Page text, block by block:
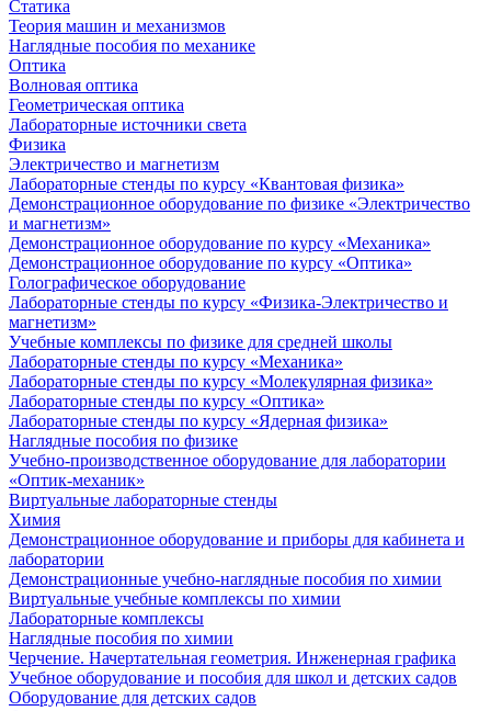
Статика
Теория машин и механизмов
Наглядные пособия по механике
Оптика
Волновая оптика
Геометрическая оптика
Лабораторные источники света
Физика
Электричество и магнетизм
Лабораторные стенды по курсу «Квантовая физика»
Демонстрационное оборудование по физике «Электричество
и магнетизм»
Демонстрационное оборудование по курсу «Механика»
Демонстрационное оборудование по курсу «Оптика»
Голографическое оборудование
Лабораторные стенды по курсу «Физика-Электричество и
магнетизм»
Учебные комплексы по физике для средней школы
Лабораторные стенды по курсу «Механика»
Лабораторные стенды по курсу «Молекулярная физика»
Лабораторные стенды по курсу «Оптика»
Лабораторные стенды по курсу «Ядерная физика»
Наглядные пособия по физике
Учебно-производственное оборудование для лаборатории
«Оптик-механик»
Виртуальные лабораторные стенды
Химия
Демонстрационное оборудование и приборы для кабинета и
лаборатории
Демонстрационные учебно-наглядные пособия по химии
Виртуальные учебные комплексы по химии
Лабораторные комплексы
Наглядные пособия по химии
Черчение. Начертательная геометрия. Инженерная графика
Учебное оборудование и пособия для школ и детских садов
Оборудование для детских садов